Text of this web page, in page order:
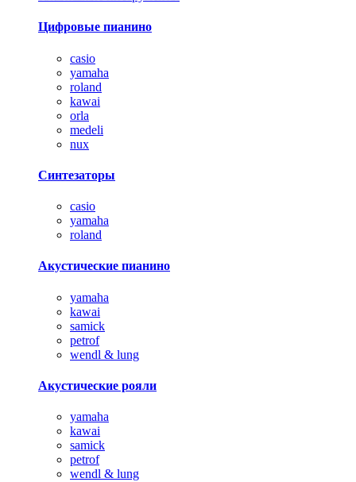
Цифровые пианино
casio
yamaha
roland
kawai
orla
medeli
nux
Синтезаторы
casio
yamaha
roland
Акустические пианино
yamaha
kawai
samick
petrof
wendl & lung
Акустические рояли
yamaha
kawai
samick
petrof
wendl & lung